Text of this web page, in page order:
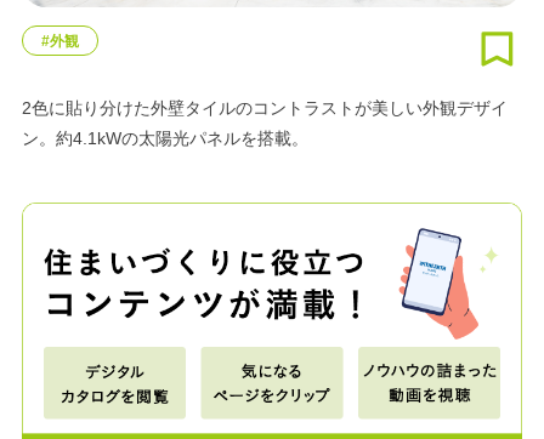
#外観
2色に貼り分けた外壁タイルのコントラストが美しい外観デザイ
ン。約4.1kWの太陽光パネルを搭載。